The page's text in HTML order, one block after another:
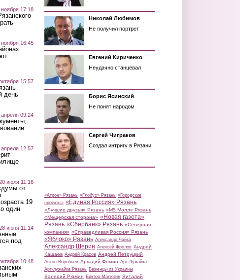
ноября 17:18
ноября 16:45
15:57
день
апреля 09:24
апреля 12:57
июля 11:16
от
19
один
июня 11:14
под
10:48
Николай Любимов
Не получил портрет
Евгений Кириченко
Неудачно станцевал
Борис Ясинский
Не понят народом
Сергей Чиграков
Создал интригу в Рязани
«Атрон» Рязань «Глобус» Рязань «Городские
проекты» «Единая Россия» Рязань
«Лучшие друзья» Рязань «М5 Молл» Рязань
«Мещерская сторона» «Новая газета»
Рязань «Сбербанк» Рязань «Северная
компания» «Справедливая Россия» Рязань
«Яблоко» Рязань Александр Чайка
Александр Шерин Алексей Фролов Андрей
Кашаев Андрей Красов Андрей Петруцкий
Антон Воробьев Аркадий Фомин Арт-Лужайка
Арт-лужайка Рязань Беженцы из Украины
Валерий Рюмин Виктор Малюгин Виталий